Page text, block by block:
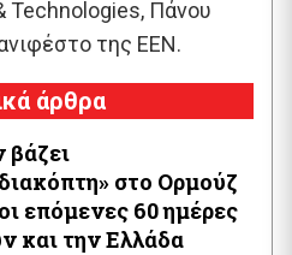
Technologies, Πάνου
της ΕΕΝ.
άρθρα
βάζει
στο Ορμούζ
επόμενες 60 ημέρες
και την Ελλάδα